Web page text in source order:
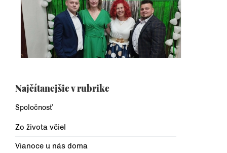
Najčítanejšie v rubrike
Spoločnosť
Zo života včiel
Vianoce u nás doma